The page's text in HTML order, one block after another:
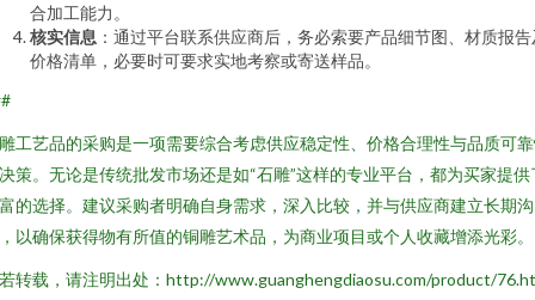
合加工能力。
核实信息 ：通过平台联系供应商后，务必索要产品细节图、材质报告
价格清单，必要时可要求实地考察或寄送样品。
工艺品的采购是一项需要综合考虑供应稳定性、价格合理性与品质可
策。无论是传统批发市场还是如“石雕”这样的专业平台，都为买家提供
的选择。建议采购者明确自身需求，深入比较，并与供应商建立长期沟
以确保获得物有所值的铜雕艺术品，为商业项目或个人收藏增添光彩。
转载，请注明出处：http://www.guanghengdiaosu.com/product/